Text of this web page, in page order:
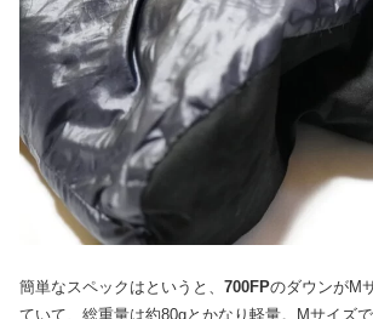
簡単なスペックはというと、 700FPのダウンがM
ていて、総重量は約80gとかなり軽量。Mサイズ